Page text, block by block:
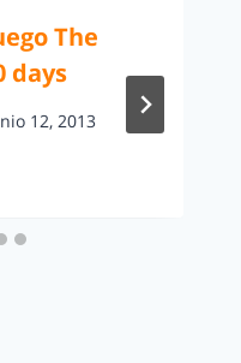
The
days
12, 2013